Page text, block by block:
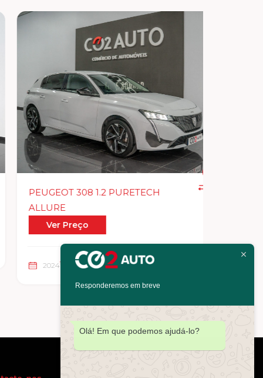
308 1.2 PURETECH
Ver Preço
2024 Gasolina 40809 kms
2024
Responderemos em breve
Olá! Em que podemos ajudá-lo?